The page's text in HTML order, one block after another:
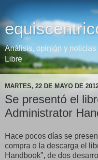
Análisis, opinión y
Libre
MARTES, 22 DE MAYO DE
Se presentó el
Administrator
Hace pocos días se
compra o la descarga el
Handbook", de dos